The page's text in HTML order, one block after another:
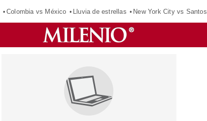
Colombia vs México Lluvia de estrellas New York City vs Santos